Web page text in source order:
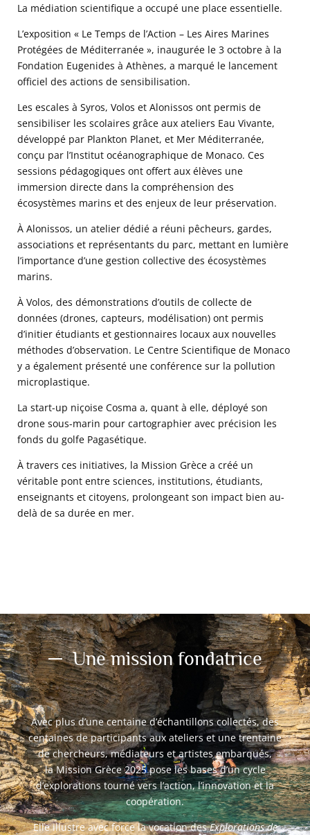
La médiation scientifique a occupé une place essentielle.
L’exposition « Le Temps de l’Action – Les Aires Marines
Protégées de Méditerranée », inaugurée le 3 octobre à la
Fondation Eugenides à Athènes, a marqué le lancement
officiel des actions de sensibilisation.
Les escales à Syros, Volos et Alonissos ont permis de
sensibiliser les scolaires grâce aux ateliers Eau Vivante,
développé par Plankton Planet, et Mer Méditerranée,
conçu par l’Institut océanographique de Monaco. Ces
sessions pédagogiques ont offert aux élèves une
immersion directe dans la compréhension des
écosystèmes marins et des enjeux de leur préservation.
À Alonissos, un atelier dédié a réuni pêcheurs, gardes,
associations et représentants du parc, mettant en lumière
l’importance d’une gestion collective des écosystèmes
marins.
À Volos, des démonstrations d’outils de collecte de
données (drones, capteurs, modélisation) ont permis
d’initier étudiants et gestionnaires locaux aux nouvelles
méthodes d’observation. Le Centre Scientifique de Monaco
y a également présenté une conférence sur la pollution
microplastique.
La start-up niçoise Cosma a, quant à elle, déployé son
drone sous-marin pour cartographier avec précision les
fonds du golfe Pagasétique.
À travers ces initiatives, la Mission Grèce a créé un
véritable pont entre sciences, institutions, étudiants,
enseignants et citoyens, prolongeant son impact bien au-
delà de sa durée en mer.
Une mission fondatrice
Avec plus d’une centaine d’échantillons collectés, des
centaines de participants aux ateliers et une trentaine
de chercheurs, médiateurs et artistes embarqués,
la Mission Grèce 2025 pose les bases d’un cycle
d’explorations tourné vers l’action, l’innovation et la
coopération.
Elle illustre avec force la vocation desExplorations de